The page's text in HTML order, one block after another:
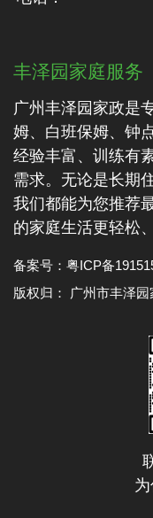
丰泽园家庭服务
广州丰泽园家政是
姆、白班保姆、钟
经验丰富、训练有
需求。无论是长期
我们都能为您推荐
的家庭生活更轻松
备案号： 粤ICP备
版权归： 广州市丰泽